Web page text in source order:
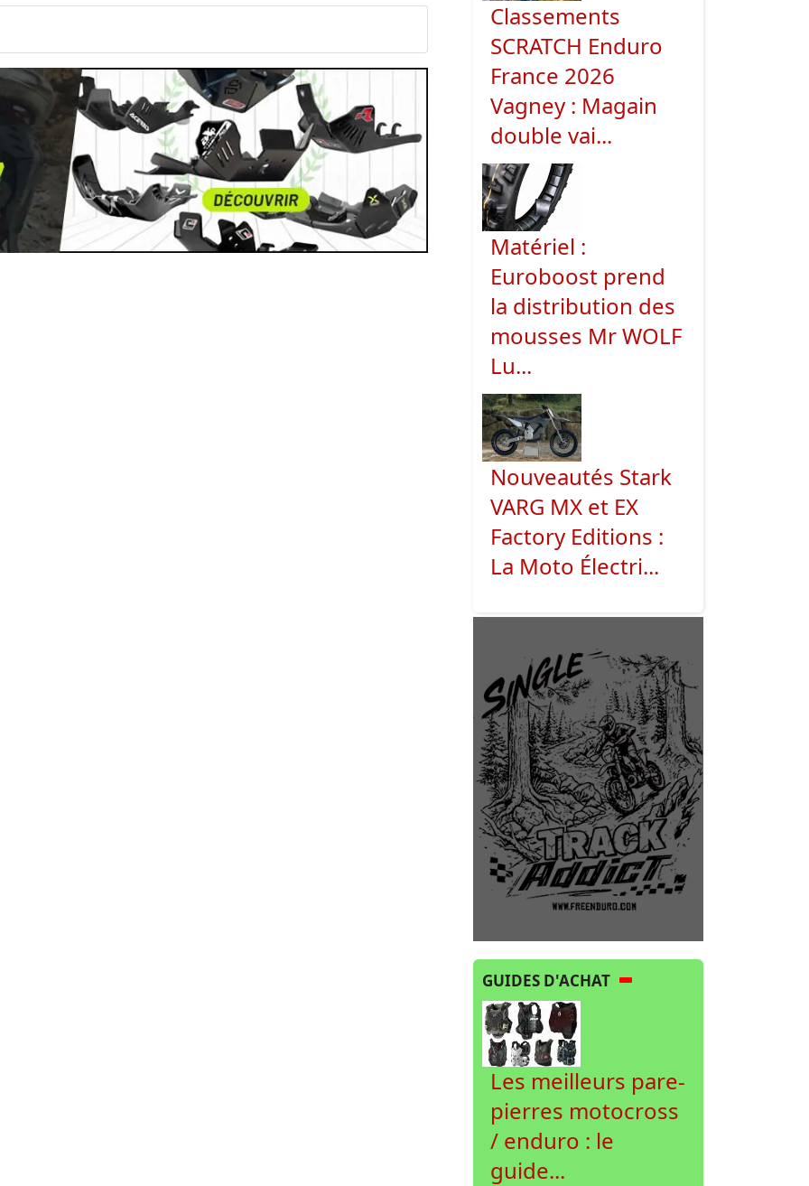
Classements
SCRATCH Enduro
France 2026
Vagney : Magain
double vai...
Matériel :
Euroboost prend
la distribution des
mousses Mr WOLF
Lu...
Nouveautés Stark
VARG MX et EX
Factory Editions :
La Moto Électri...
GUIDES D'ACHAT
Les meilleurs pare-
pierres motocross
/ enduro : le
guide...